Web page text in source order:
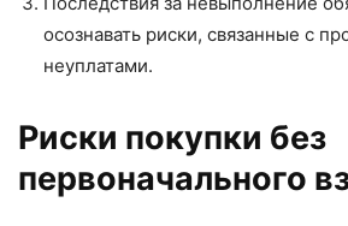
осознавать риски, связанные с
неуплатами.
Риски покупки без
первоначального